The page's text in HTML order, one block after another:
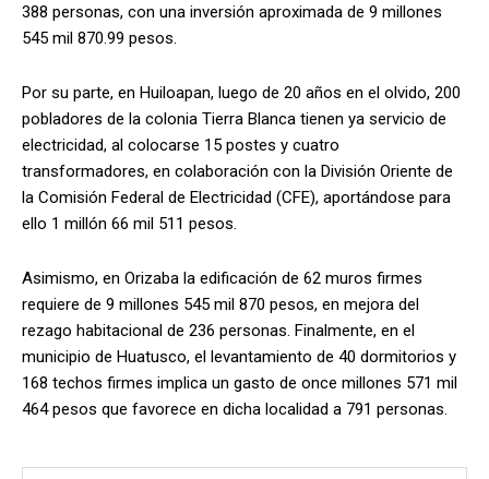
388 personas, con una inversión aproximada de 9 millones
545 mil 870.99 pesos.
Por su parte, en Huiloapan, luego de 20 años en el olvido, 200
pobladores de la colonia Tierra Blanca tienen ya servicio de
electricidad, al colocarse 15 postes y cuatro
transformadores, en colaboración con la División Oriente de
la Comisión Federal de Electricidad (CFE), aportándose para
ello 1 millón 66 mil 511 pesos.
Asimismo, en Orizaba la edificación de 62 muros firmes
requiere de 9 millones 545 mil 870 pesos, en mejora del
rezago habitacional de 236 personas. Finalmente, en el
municipio de Huatusco, el levantamiento de 40 dormitorios y
168 techos firmes implica un gasto de once millones 571 mil
464 pesos que favorece en dicha localidad a 791 personas.